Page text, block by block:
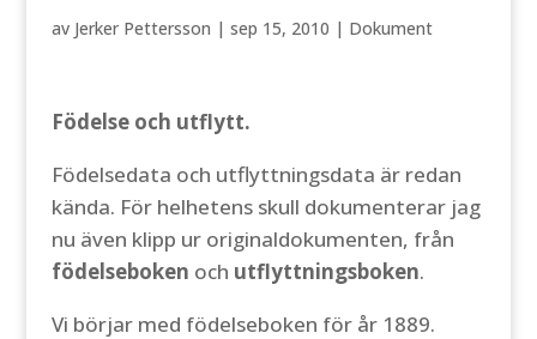
av Jerker Pettersson | sep 15, 2010 | Dokument
Födelse och utflytt.
Födelsedata och utflyttningsdata är redan
kända. För helhetens skull dokumenterar jag
nu även klipp ur originaldokumenten, från
födelseboken och utflyttningsboken.
Vi börjar med födelseboken för år 1889.